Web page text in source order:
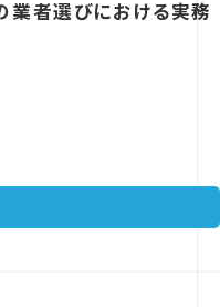
業者選びにおける実務